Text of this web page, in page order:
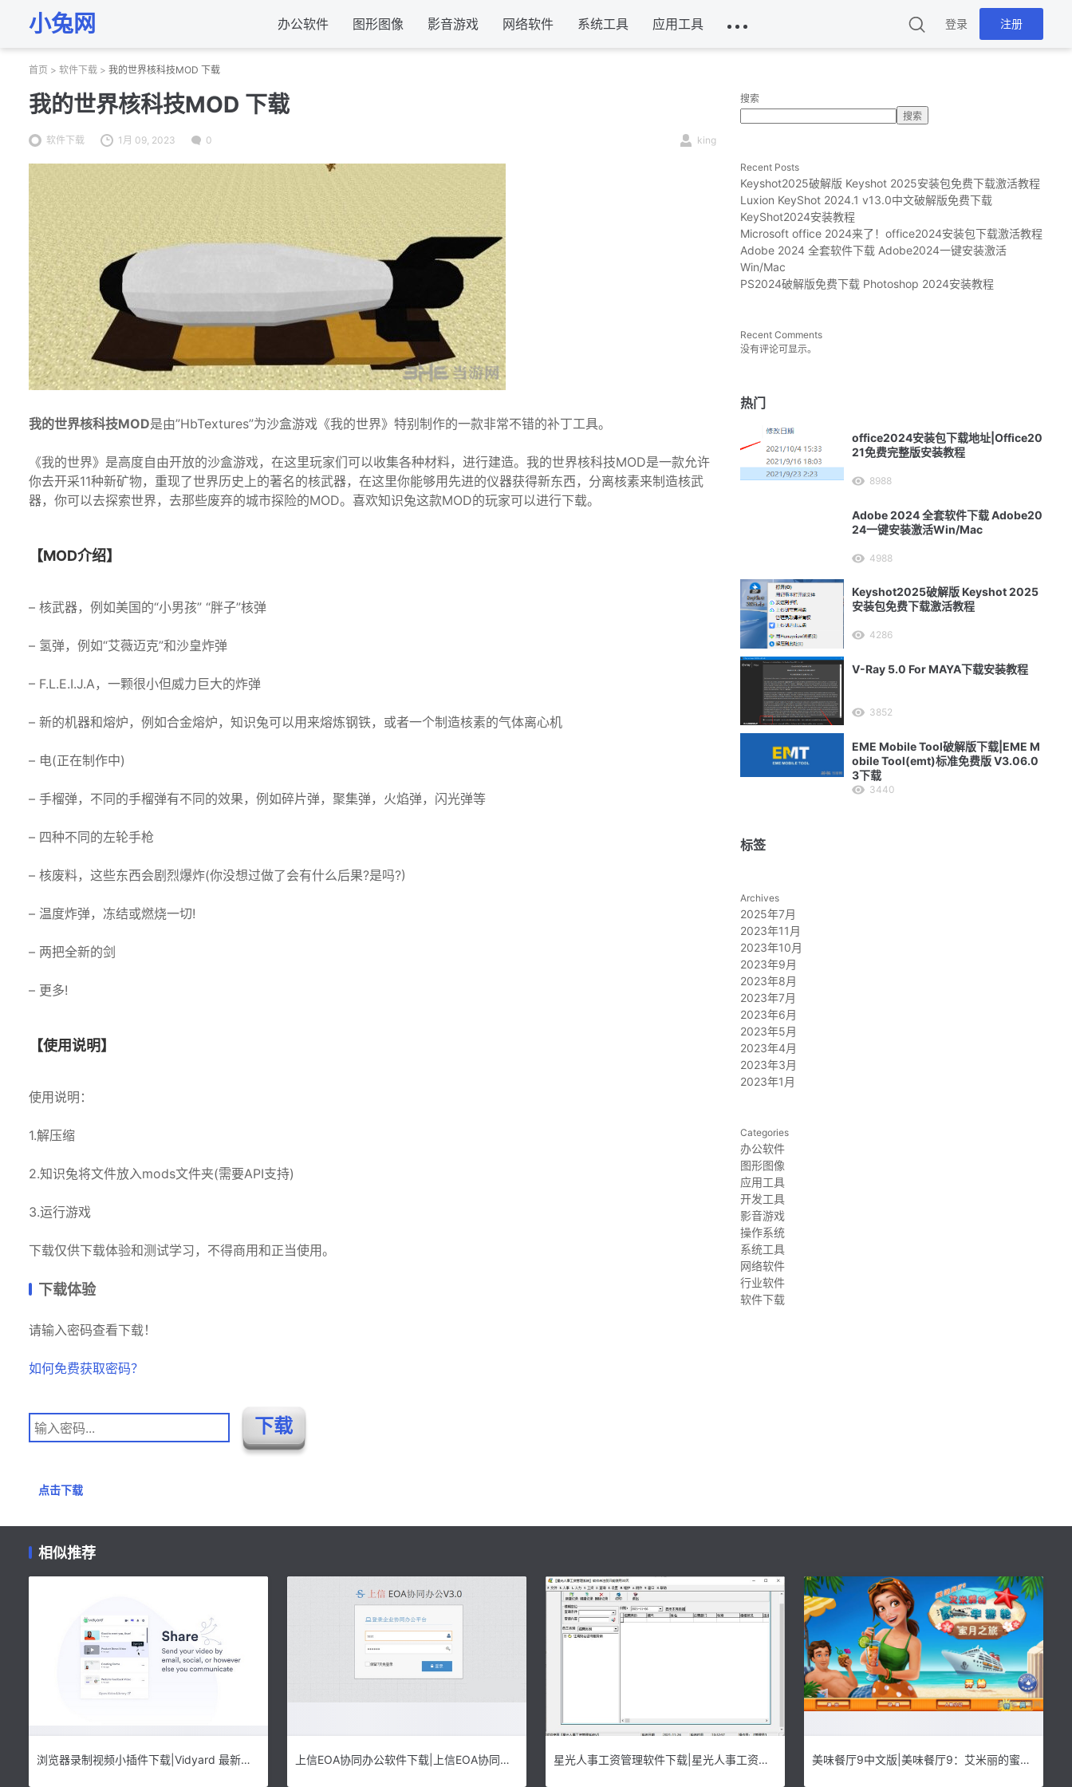
小兔网 办公软件 图形图像 影音游戏 网络软件 系统工具 应用工具 登录 注册
首页 > 软件下载 > 我的世界核科技MOD 下载
我的世界核科技MOD 下载
软件下载 1月 09, 2023 0 king
我的世界核科技MOD是由”HbTextures”为沙盒游戏《我的世界》特别制作的一款非常不错的补丁工具。
《我的世界》是高度自由开放的沙盒游戏，在这里玩家们可以收集各种材料，进行建造。我的世界核科技MOD是一款允许
你去开采11种新矿物，重现了世界历史上的著名的核武器，在这里你能够用先进的仪器获得新东西，分离核素来制造核武
器，你可以去探索世界，去那些废弃的城市探险的MOD。喜欢知识兔这款MOD的玩家可以进行下载。
【MOD介绍】
– 核武器，例如美国的“小男孩” “胖子”核弹
– 氢弹，例如“艾薇迈克”和沙皇炸弹
– F.L.E.I.J.A，一颗很小但威力巨大的炸弹
– 新的机器和熔炉，例如合金熔炉，知识兔可以用来熔炼钢铁，或者一个制造核素的气体离心机
– 电(正在制作中)
– 手榴弹，不同的手榴弹有不同的效果，例如碎片弹，聚集弹，火焰弹，闪光弹等
– 四种不同的左轮手枪
– 核废料，这些东西会剧烈爆炸(你没想过做了会有什么后果?是吗?)
– 温度炸弹，冻结或燃烧一切!
– 两把全新的剑
– 更多!
【使用说明】
使用说明：
1.解压缩
2.知识兔将文件放入mods文件夹(需要API支持)
3.运行游戏
下载仅供下载体验和测试学习，不得商用和正当使用。
下载体验
请输入密码查看下载！
如何免费获取密码？
点击下载
搜索
搜索
Recent Posts
Keyshot2025破解版 Keyshot 2025安装包免费下载激活教程
Luxion KeyShot 2024.1 v13.0中文破解版免费下载
KeyShot2024安装教程
Microsoft office 2024来了！office2024安装包下载激活教程
Adobe 2024 全套软件下载 Adobe2024一键安装激活
Win/Mac
PS2024破解版免费下载 Photoshop 2024安装教程
Recent Comments
没有评论可显示。
热门
office2024安装包下载地址|Office20
21免费完整版安装教程
8988
Adobe 2024 全套软件下载 Adobe20
24一键安装激活Win/Mac
4988
Keyshot2025破解版 Keyshot 2025
安装包免费下载激活教程
4286
V-Ray 5.0 For MAYA下载安装教程
3852
EME Mobile Tool破解版下载|EME M
obile Tool(emt)标准免费版 V3.06.0
3下载
3440
标签
Archives
2025年7月
2023年11月
2023年10月
2023年9月
2023年8月
2023年7月
2023年6月
2023年5月
2023年4月
2023年3月
2023年1月
Categories
办公软件
图形图像
应用工具
开发工具
影音游戏
操作系统
系统工具
网络软件
行业软件
软件下载
相似推荐
浏览器录制视频小插件下载|Vidyard 最新版v3.6.5下载 上信EOA协同办公软件下载|上信EOA协同办公系统 免费版V3.0下载 星光人事工资管理软件下载|星光人事工资管理系统 免费版v2.15下载 美味餐厅9中文版|美味餐厅9：艾米丽的蜜月旅行 (Delicious 9:Emily’s Honeymoon Cruise)官方完整汉化版下载